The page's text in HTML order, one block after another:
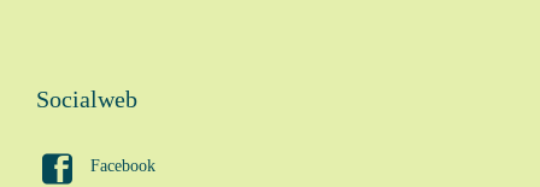
Socialweb
 Facebook